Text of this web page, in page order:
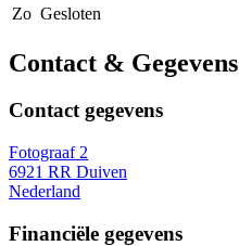
Zo Gesloten
Contact & Gegevens
Contact gegevens
Fotograaf 2
6921 RR Duiven
Nederland
Financiële gegevens